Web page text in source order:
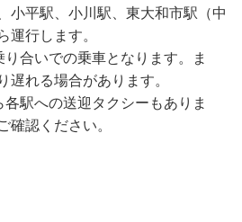
小平駅、小川駅、東大和市駅（中
運行します。
合いでの乗車となります。ま
遅れる場合があります。
駅への送迎タクシーもありま
確認ください。